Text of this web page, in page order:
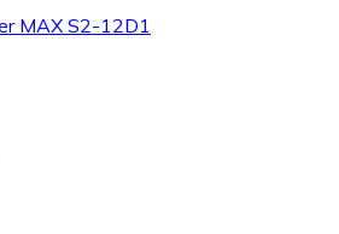
MAX S2-12D1